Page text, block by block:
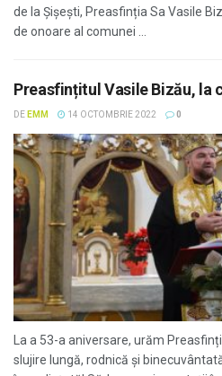
de la Șișești, Preasfinția Sa Vasile
de onoare al comunei ...
Preasfințitul Vasile Bizău, la
DE EMM 14 OCTOMBRIE 2022 0
La a 53-a aniversare, urăm
slujire lungă, rodnică și